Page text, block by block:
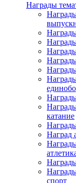
Награды
катание
Наград
спорт